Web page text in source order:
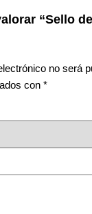
“Sello
no será
con *